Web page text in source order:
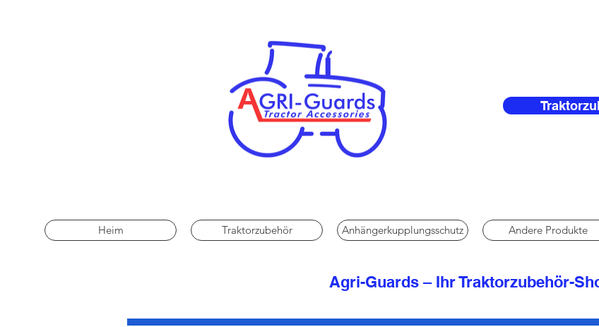
Heim Traktorzubehör Anhängerkupplungsschutz Andere Produkte
Agri-Guards – Ihr Traktorzubehör-